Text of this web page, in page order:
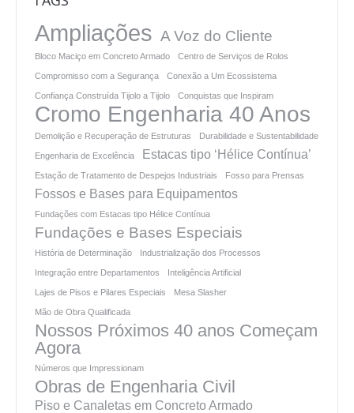
Ampliações A Voz do Cliente
Bloco Maciço em Concreto Armado Centro de Serviços de Rolos
Compromisso com a Segurança Conexão a Um Ecossistema
Confiança Construída Tijolo a Tijolo Conquistas que Inspiram
Cromo Engenharia 40 Anos
Demolição e Recuperação de Estruturas Durabilidade e Sustentabilidade
Engenharia de Excelência Estacas tipo ‘Hélice Contínua’
Estação de Tratamento de Despejos Industriais Fosso para Prensas
Fossos e Bases para Equipamentos
Fundações com Estacas tipo Hélice Contínua
Fundações e Bases Especiais
História de Determinação Industrialização dos Processos
Integração entre Departamentos Inteligência Artificial
Lajes de Pisos e Pilares Especiais Mesa Slasher
Mão de Obra Qualificada
Nossos Próximos 40 anos Começam
Agora
Números que Impressionam
Obras de Engenharia Civil
Piso e Canaletas em Concreto Armado